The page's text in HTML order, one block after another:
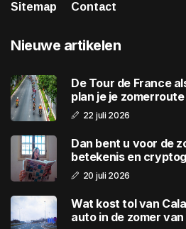
Sitemap
Contact
Nieuwe artikelen
De Tour de France
plan je je
22 juli 2026
Dan bent u voor de
betekenis en
20 juli 2026
Wat kost tol van
auto in de zomer